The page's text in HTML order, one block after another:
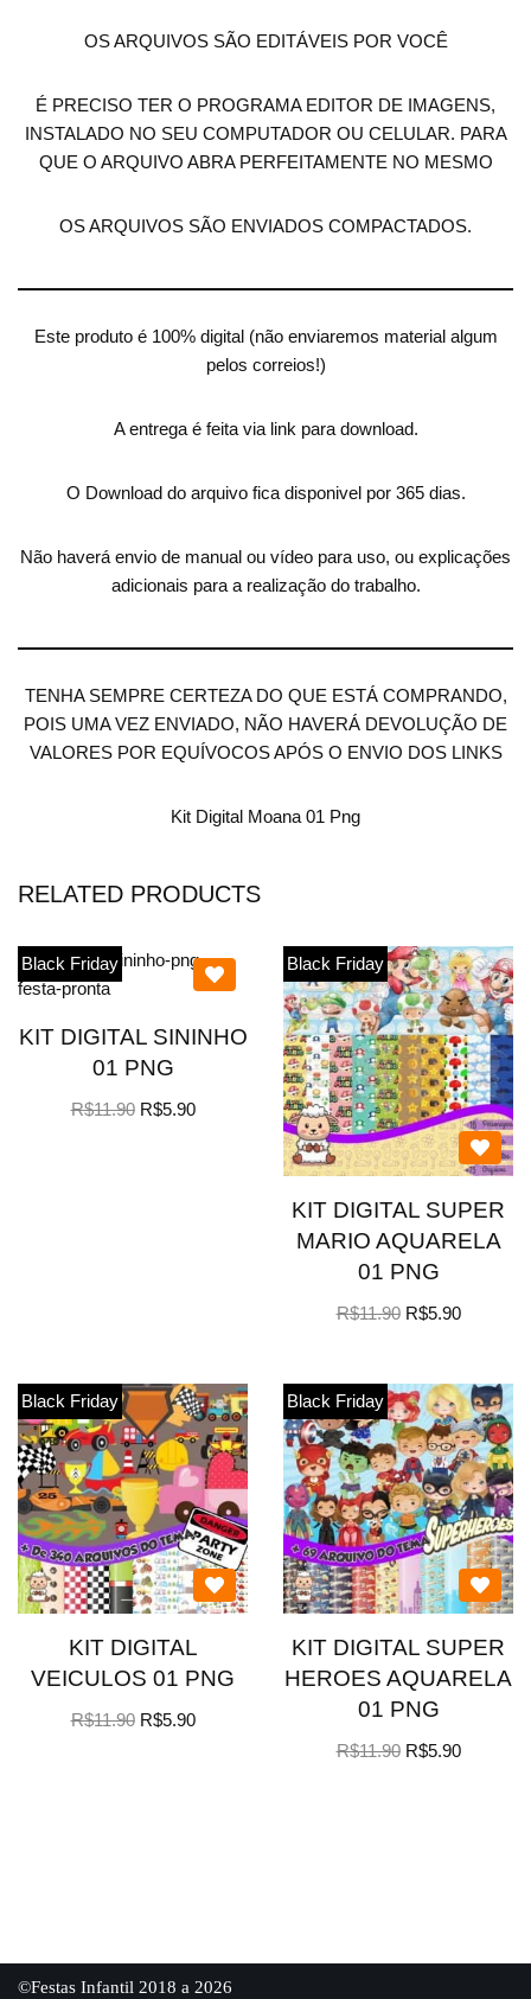
OS ARQUIVOS SÃO EDITÁVEIS POR VOCÊ
É PRECISO TER O PROGRAMA EDITOR DE IMAGENS,
INSTALADO NO SEU COMPUTADOR OU CELULAR. PARA
QUE O ARQUIVO ABRA PERFEITAMENTE NO MESMO
OS ARQUIVOS SÃO ENVIADOS COMPACTADOS.
Este produto é 100% digital (não enviaremos material algum
pelos correios!)
A entrega é feita via link para download.
O Download do arquivo fica disponivel por 365 dias.
Não haverá envio de manual ou vídeo para uso, ou explicações
adicionais para a realização do trabalho.
TENHA SEMPRE CERTEZA DO QUE ESTÁ COMPRANDO,
POIS UMA VEZ ENVIADO, NÃO HAVERÁ DEVOLUÇÃO DE
VALORES POR EQUÍVOCOS APÓS O ENVIO DOS LINKS
Kit Digital Moana 01 Png
RELATED PRODUCTS
Black Friday
KIT DIGITAL SININHO
01 PNG
R$11.90 R$5.90
Black Friday
KIT DIGITAL SUPER
MARIO AQUARELA
01 PNG
R$11.90 R$5.90
Black Friday
KIT DIGITAL
VEICULOS 01 PNG
R$11.90 R$5.90
Black Friday
KIT DIGITAL SUPER
HEROES AQUARELA
01 PNG
R$11.90 R$5.90
©Festas Infantil 2018 a 2026